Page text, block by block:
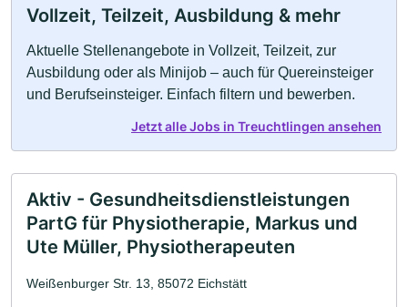
Vollzeit, Teilzeit, Ausbildung & mehr
Aktuelle Stellenangebote in Vollzeit, Teilzeit, zur
Ausbildung oder als Minijob – auch für Quereinsteiger
und Berufseinsteiger. Einfach filtern und bewerben.
Jetzt alle Jobs in Treuchtlingen ansehen
Aktiv - Gesundheitsdienstleistungen
PartG für Physiotherapie, Markus und
Ute Müller, Physiotherapeuten
Weißenburger Str. 13, 85072 Eichstätt